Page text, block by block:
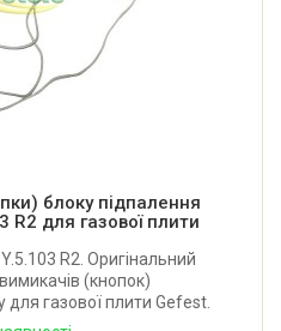
блоку підпалення
R2 для газової плити
R2. Оригінальний
(кнопок)
газової плити Gefest.
Білорусь.